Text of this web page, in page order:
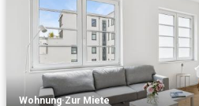
Wohnung·Zur Miete